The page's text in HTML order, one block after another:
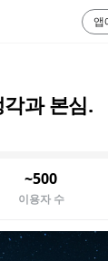
과 본심.
~500
이용자 수
앱